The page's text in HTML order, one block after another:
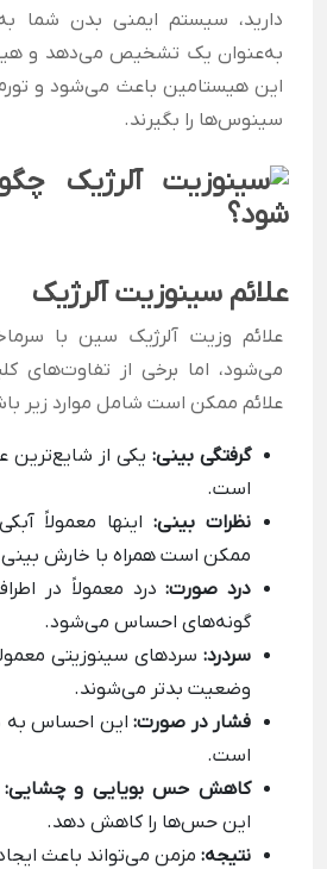
دارید، سیستم ایمنی بدن شما
به‌عنوان یک تشخیص می‌دهد و
این هیستامین باعث می‌شود و
سینوس‌ها را بگیرند.
علائم سینوزیت آلرژیک
علائم وزیت آلرژیک سین با
می‌شود، اما برخی از تفاوت‌های
علائم ممکن است شامل موارد زیر
گرفتگی بینی: یکی از شایع‌ترین
است.
نظرات بینی: اینها معمولاً
ممکن است همراه با خارش
درد صورت: درد معمولاً در
گونه‌های احساس می‌شود.
سردرد: سردهای سینوزیتی
وضعیت بدتر می‌شوند.
فشار در صورت: این احساس به
است.
کاهش حس بویایی و چشایی:
این حس‌ها را کاهش دهد.
نتیجه: مزمن می‌تواند باعث